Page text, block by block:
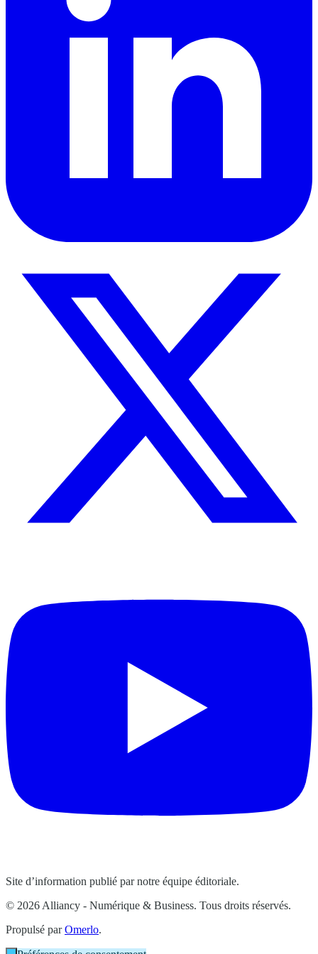
Site d’information publié par notre équipe éditoriale.
© 2026 Alliancy - Numérique & Business. Tous droits réservés.
Propulsé parOmerlo.